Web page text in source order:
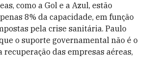
como a Gol e a Azul, estão
8% da capacidade, em função
pela crise sanitária. Paulo
o suporte governamental não é o
das empresas aéreas,